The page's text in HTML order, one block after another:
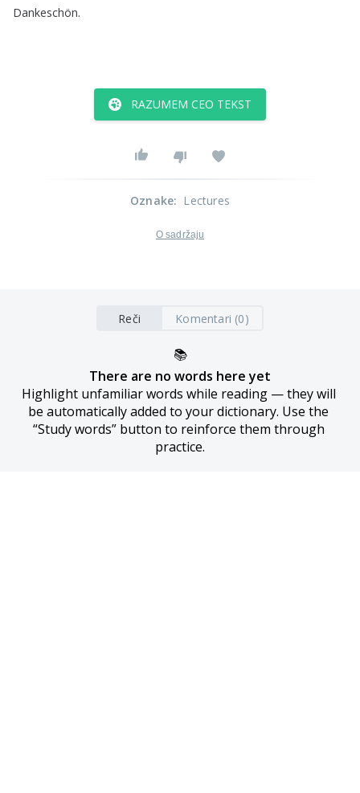
Dankeschön.
RAZUMEM CEO TEKST
Oznake: Lectures
O sadržaju
Reči Komentari (0)
📚
There are no words here yet
Highlight unfamiliar words while reading — they will
be automatically added to your dictionary. Use the
“Study words” button to reinforce them through
practice.